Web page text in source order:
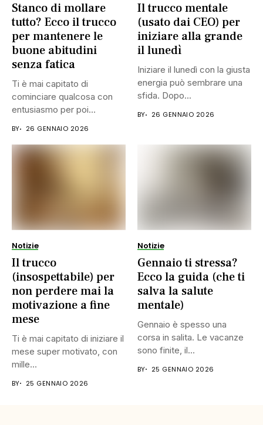
Stanco di mollare
tutto? Ecco il trucco
per mantenere le
buone abitudini
senza fatica
Ti è mai capitato di
cominciare qualcosa con
entusiasmo per poi
BY 26 GENNAIO 2026
Il trucco mentale
(usato dai CEO) per
iniziare alla grande
il lunedì
Iniziare il lunedì con la giusta
energia può sembrare una
sfida. Dopo...
BY 26 GENNAIO 2026
Notizie
Il trucco
(insospettabile) per
non perdere mai la
motivazione a fine
mese
Ti è mai capitato di iniziare il
mese super motivato, con
mille...
BY 25 GENNAIO 2026
Notizie
Gennaio ti stressa?
Ecco la guida (che ti
salva la salute
mentale)
Gennaio è spesso una
corsa in salita. Le vacanze
sono finite, il...
BY 25 GENNAIO 2026